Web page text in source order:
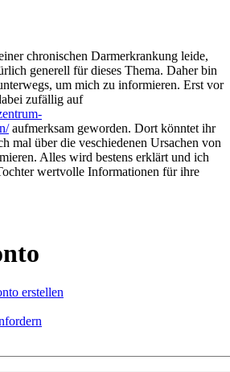
chronischen Darmerkrankung leide,
generell für dieses Thema. Daher bin
um mich zu informieren. Erst vor
zufällig auf
aufmerksam geworden. Dort könntet ihr
mal über die veschiedenen Ursachen von
Alles wird bestens erklärt und ich
wertvolle Informationen für ihre
erstellen